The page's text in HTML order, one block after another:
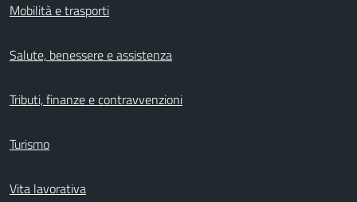
Mobilità e trasporti
Salute, benessere e assistenza
Tributi, finanze e contravvenzioni
Turismo
Vita lavorativa